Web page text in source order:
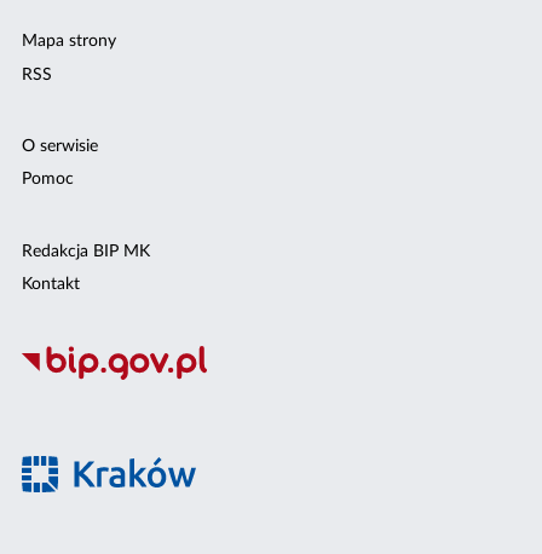
Mapa strony
RSS
O serwisie
Pomoc
Redakcja BIP MK
Kontakt